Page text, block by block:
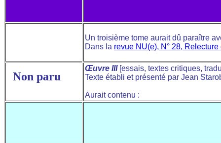
Un troisième tome aurait dû paraître
Dans la revue NU(e), N° 28,
Non paru
Œuvre III [essais, textes critiques,
Texte établi et présenté par Jean
Aurait contenu :